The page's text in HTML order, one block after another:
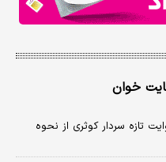
خوان
تازه سردار کوثری از نحوه